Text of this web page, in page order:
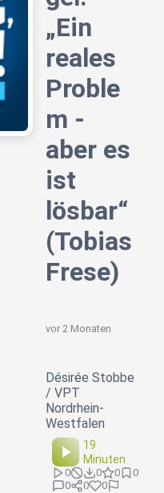
„Ein
reales
Proble
m -
aber es
ist
lösbar“
(Tobias
Frese)
vor 2 Monaten
Désirée Stobbe
/ VPT
Nordrhein-
Westfalen
19
Minuten
0 0 0
0
0
0 0